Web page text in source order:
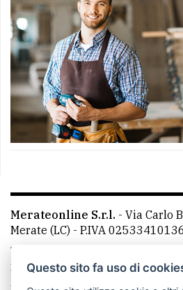
Merateonline S.r.l. - Via Carlo
Merate (LC) - P.IVA
Telefono:
mail:Questo sito fa uso di